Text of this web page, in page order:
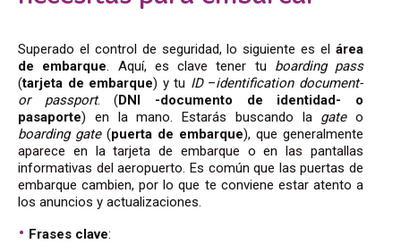
Superado el control de seguridad, lo siguiente es el área
de embarque . Aquí, es clave tener tu boarding pass
(tarjeta de embarque) y tu ID–identification document-
or passport. (DNI -documento de identidad- o
pasaporte) en la mano. Estarás buscando la gate o
boarding gate(puerta de embarque), que generalmente
aparece en la tarjeta de embarque o en las pantallas
informativas del aeropuerto. Es común que las puertas de
embarque cambien, por lo que te conviene estar atento a
los anuncios y actualizaciones.
Frases clave: